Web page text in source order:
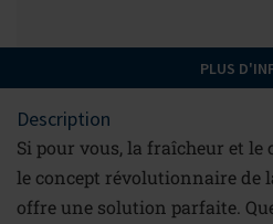
PLUS
Description
Si pour vous, la fraîcheur et
le concept révolutionnaire de
offre une solution parfaite.